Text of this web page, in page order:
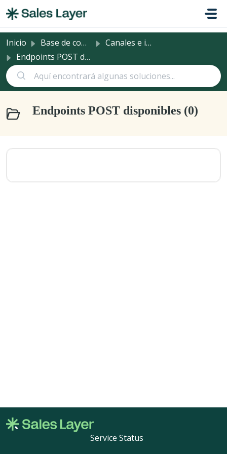
Inicio Base de conocimientos
Canales e integraciones
Endpoints POST disponibles
Endpoints POST disponibles (0)
Service Status